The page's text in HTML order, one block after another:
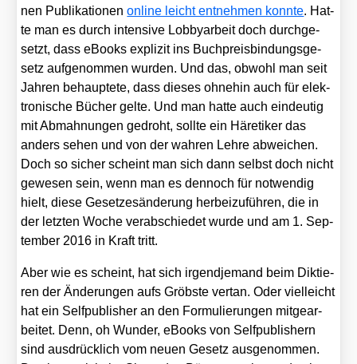
nen Publi­ka­tio­nenonline leicht ent­neh­men konn­te. Hat­
te man es durch inten­si­ve Lob­by­ar­beit doch durch­ge­
setzt, dass eBooks expli­zit ins Buch­preis­bin­dungs­ge­
setz auf­ge­nom­men wur­den. Und das, obwohl man seit
Jah­ren behaup­te­te, dass die­ses ohne­hin auch für elek­
tro­ni­sche Bücher gel­te. Und man hat­te auch ein­deu­tig
mit Abmah­nun­gen gedroht, soll­te ein Häre­ti­ker das
anders sehen und von der wah­ren Leh­re abwei­chen.
Doch so sicher scheint man sich dann selbst doch nicht
gewe­sen sein, wenn man es den­noch für not­wen­dig
hielt, die­se Geset­zes­än­de­rung her­bei­zu­füh­ren, die in
der letz­ten Woche ver­ab­schie­det wur­de und am 1. Sep­
tem­ber 2016 in Kraft tritt.
Aber wie es scheint, hat sich irgend­je­mand beim Dik­tie­
ren der Ände­run­gen aufs Gröbs­te ver­tan. Oder viel­leicht
hat ein Self­pu­blisher an den For­mu­lie­run­gen mit­ge­ar­
bei­tet. Denn, oh Wun­der, eBooks von Self­pu­blishern
sind aus­drück­lich vom neu­en Gesetz aus­ge­nom­men.